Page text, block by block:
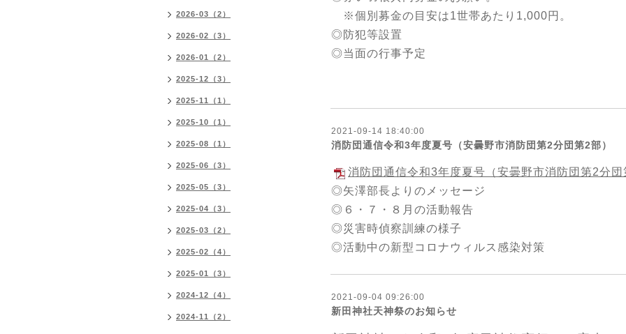
※個別募金の目安は1世帯あたり1,000円。
◎防犯等設置
◎当面の行事予定
2021-09-14 18:40:00
消防団通信令和3年度夏号（安曇野市消防団第2分団第2部）
消防団通信令和3年度夏号（安曇野市消防団第2分団
◎矢澤部長よりのメッセージ
◎６・７・８月の活動報告
◎災害時偵察訓練の様子
◎活動中の新型コロナウィルス感染対策
2021-09-04 09:26:00
新田神社天神祭のお知らせ
2026-03（2）
2026-02（3）
2026-01（2）
2025-12（3）
2025-11（1）
2025-10（1）
2025-08（1）
2025-06（3）
2025-05（3）
2025-04（3）
2025-03（2）
2025-02（4）
2025-01（3）
2024-12（4）
2024-11（2）